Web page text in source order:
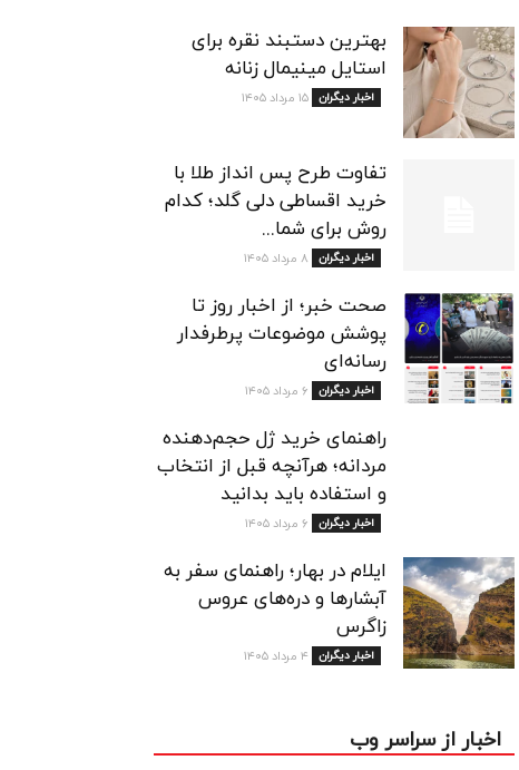
بهترین دستبند نقره برای
استایل مینیمال زنانه
اخبار دیگران ۱۵ مرداد ۱۴۰۵
تفاوت طرح پس انداز طلا با
خرید اقساطی دلی گلد؛ کدام
روش برای شما...
اخبار دیگران ۸ مرداد ۱۴۰۵
صحت خبر؛ از اخبار روز تا
پوشش موضوعات پرطرفدار
رسانه‌ای
اخبار دیگران ۶ مرداد ۱۴۰۵
راهنمای خرید ژل حجم‌دهنده
مردانه؛ هرآنچه قبل از انتخاب
و استفاده باید بدانید
اخبار دیگران ۶ مرداد ۱۴۰۵
ایلام در بهار؛ راهنمای سفر به
آبشارها و دره‌های عروس
زاگرس
اخبار دیگران ۴ مرداد ۱۴۰۵
اخبار از سراسر وب